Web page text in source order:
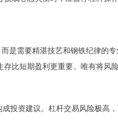
是需要精湛技艺和钢铁纪律的
比短期盈利更重要。唯有将
投资建议。杠杆交易风险极高